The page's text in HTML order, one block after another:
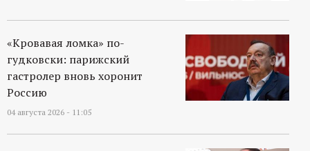
п
о
р
т
«Кровавая ломка» по-
гудковски: парижский
гастролер вновь хоронит
Россию
04 августа 2026 - 11:05